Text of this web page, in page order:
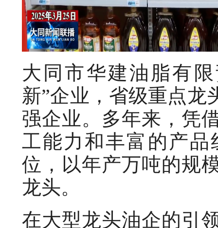
大同市华建油脂有
新”企业，省级重点龙
强企业。多年来，凭
工能力和丰富的产
位，以年产万吨的规
龙头。
在大型龙头油企的引